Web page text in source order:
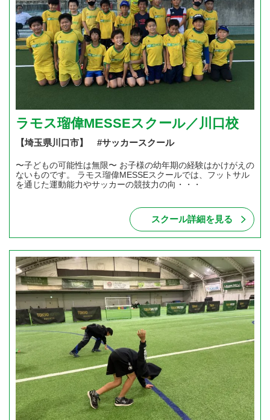
ラモス瑠偉MESSEスクール／川口校
【埼玉県川口市】 #サッカースクール
〜子どもの可能性は無限〜 お子様の幼年期の経験はかけがえの
ないものです。 ラモス瑠偉MESSEスクールでは、フットサル
を通じた運動能力やサッカーの競技力の向・・・
スクール詳細を見る